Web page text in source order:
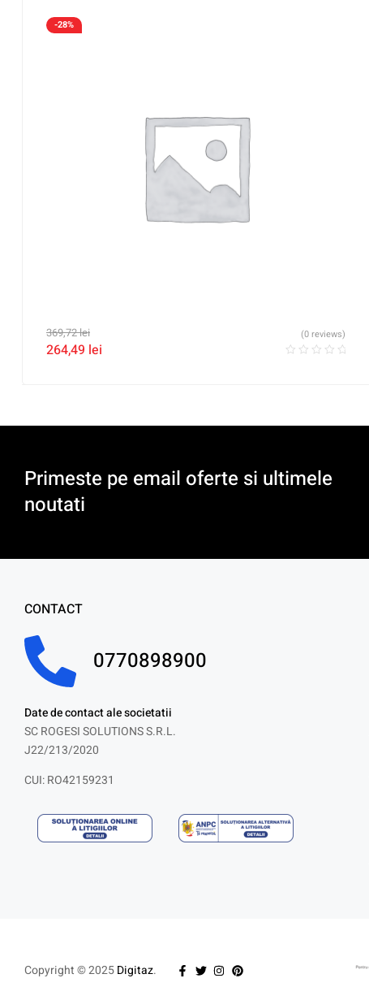
-28%
369,72lei
264,49 lei
(0 reviews)
Primeste pe email oferte si ultimele
noutati
CONTACT
0770898900
Date de contact ale societatii
SC ROGESI SOLUTIONS S.R.L.
J22/213/2020
CUI: RO42159231
Copyright © 2025Digitaz.